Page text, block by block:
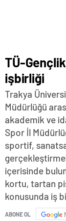
TÜ-
işbirliği
Trakya
Müdürlüğü
akademik ve
Spor İl
sportif,
içerisinde
kortu, tartan
konusunda iş
ABONE OL